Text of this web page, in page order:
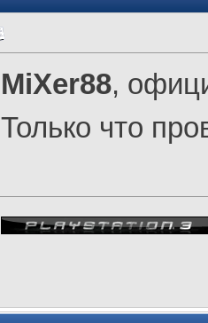
MiXer88,
Только что